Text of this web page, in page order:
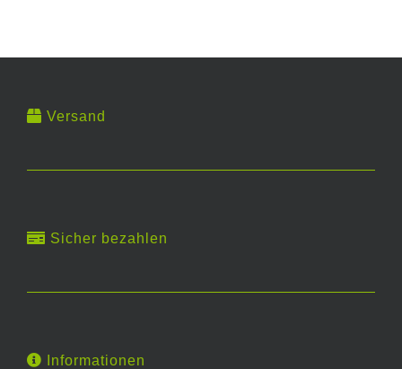
Versand
Sicher bezahlen
Informationen